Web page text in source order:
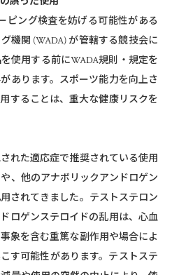
ピング検査を妨げる可能性がある
機関 (WADA) が管轄する競技会に
使用する前にWADA規則・規定を
あります。スポーツ能力を向上さ
することは、重大な健康リスクを
れた適応症で推奨されている使用
、他のアナボリックアンドロゲン
されてきました。テストステロン
ロゲンステロイドの乱用は、心血
象を含む重篤な副作用や場合によ
す可能性があります。テストステ